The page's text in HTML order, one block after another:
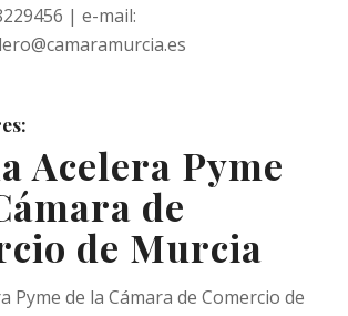
| e-mail:
Acelera Pyme
de
de Murcia
Pyme de la Cámara de Comercio de